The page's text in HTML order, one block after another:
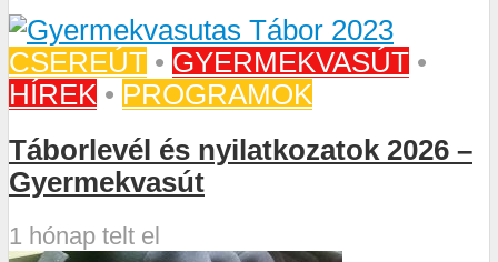
CSEREÚT • GYERMEKVASÚT •
HÍREK • PROGRAMOK
Táborlevél és nyilatkozatok 2026 –
Gyermekvasút
1 hónap telt el